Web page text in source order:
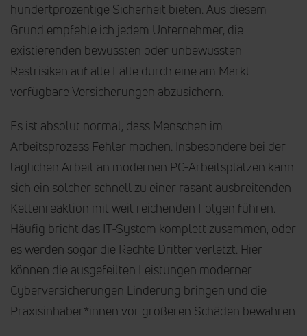
hundertprozentige Sicherheit bieten. Aus diesem
Grund empfehle ich jedem Unternehmer, die
existierenden bewussten oder unbewussten
Restrisiken auf alle Fälle durch eine am Markt
verfügbare Versicherungen abzusichern.
Es ist absolut normal, dass Menschen im
Arbeitsprozess Fehler machen. Insbesondere bei der
täglichen Arbeit an modernen PC-Arbeitsplätzen kann
sich ein solcher schnell zu einer rasant ausbreitenden
Kettenreaktion mit weit reichenden Folgen führen.
Häufig bricht das IT-System komplett zusammen, oder
es werden sogar die Rechte Dritter verletzt. Hier
können die ausgefeilten Leistungen moderner
Cyberversicherungen Linderung bringen und die
Praxisinhaber*innen vor größeren Schäden bewahren